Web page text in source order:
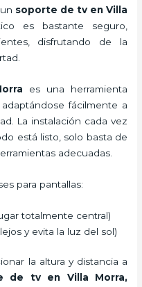
soporte de tv en Villa
es bastante seguro,
disfrutando de la
es una herramienta
fácilmente a
La instalación cada vez
está listo, solo basta de
adecuadas.
para pantallas:
totalmente central)
y evita la luz del sol)
la altura y distancia a
de tv en Villa Morra,